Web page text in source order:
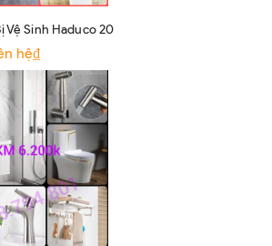
Vệ Sinh Haduco 20
hệ₫